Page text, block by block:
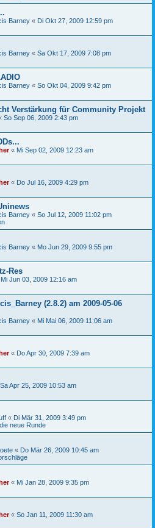
Barney « Di Okt 27, 2009 12:59 pm
Barney « Sa Okt 17, 2009 7:08 pm
Barney « So Okt 04, 2009 9:42 pm
Verstärkung für Community Projekt
So Sep 06, 2009 2:43 pm
« Mi Sep 02, 2009 12:23 am
« Do Jul 16, 2009 4:29 pm
Barney « So Jul 12, 2009 11:02 pm
Barney « Mo Jun 29, 2009 9:55 pm
Res
Mi Jun 03, 2009 12:16 am
(2.8.2) am 2009-05-06
Barney « Mi Mai 06, 2009 11:06 am
« Do Apr 30, 2009 7:39 am
Sa Apr 25, 2009 10:53 am
« Di Mär 31, 2009 3:49 pm
neue Runde
« Do Mär 26, 2009 10:45 am
« Mi Jan 28, 2009 9:35 pm
« So Jan 11, 2009 11:30 am